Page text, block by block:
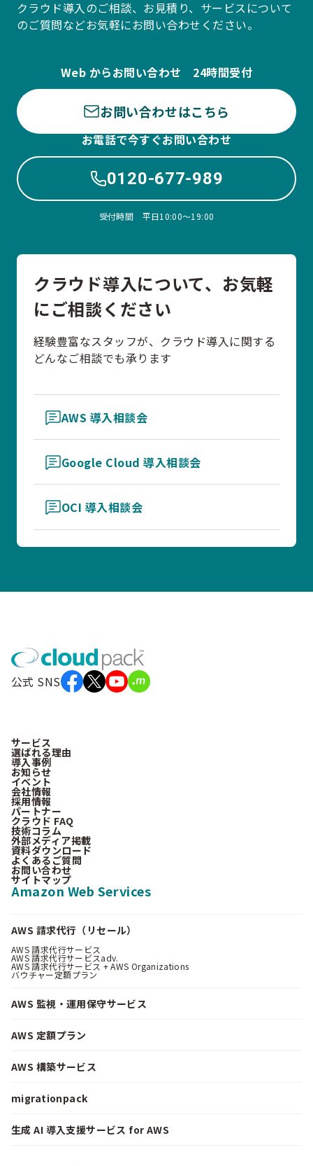
クラウド導入のご相談、お見積り、サービスについて
のご質問などお気軽にお問い合わせください。
Web からお問い合わせ 24時間受付
お問い合わせはこちら
お電話で今すぐお問い合わせ
0120-677-989
受付時間 平日10:00〜19:00
クラウド導入について、お気軽
にご相談ください
経験豊富なスタッフが、クラウド導入に関する
どんなご相談でも承ります
AWS 導入相談会
Google Cloud 導入相談会
OCI 導入相談会
公式 SNS
サービス
選ばれる理由
導入事例
お知らせ
イベント
会社情報
採用情報
パートナー
クラウド FAQ
技術コラム
外部メディア掲載
資料ダウンロード
よくあるご質問
お問い合わせ
サイトマップ
Amazon Web Services
AWS 請求代行（リセール）
AWS 請求代行サービス
AWS 請求代行サービスadv.
AWS 請求代行サービス + AWS Organizations
バウチャー定額プラン
AWS 監視・運用保守サービス
AWS 定額プラン
AWS 構築サービス
migrationpack
生成 AI 導入支援サービス for AWS